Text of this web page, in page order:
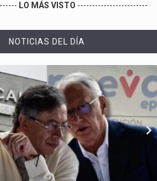
LO MÁS VISTO ------------------------
NOTICIAS DEL DÍA